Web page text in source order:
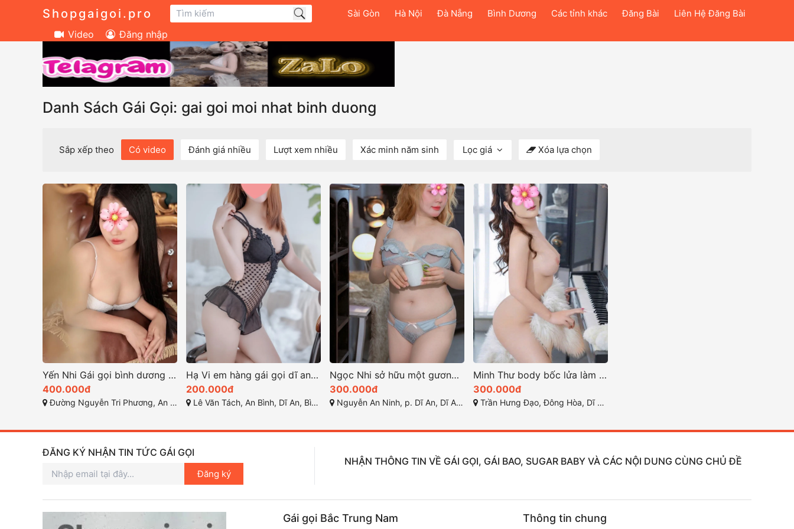
Shopgaigoi.pro Sài Gòn Hà Nội Đà Nẵng Bình Dương Các tỉnh khác Đăng Bài Liên Hệ Đăng Bài
Video Đăng nhập
Danh Sách Gái Gọi: gai goi moi nhat binh duong
Sắp xếp theo Có video Đánh giá nhiều Lượt xem nhiều Xác minh năm sinh Lọc giá Xóa lựa chọn
Yến Nhi Gái gọi bình dương cực xinh non tơ quyến rủ
400.000đ
Đường Nguyễn Tri Phương, An Bình, Dĩ An, Bình Dương
Hạ Vi em hàng gái gọi dĩ an giá rẽ chất
200.000đ
Lê Văn Tách, An Bình, Dĩ An, Bình Dương
Ngọc Nhi sở hữu một gương mặt trẻ trung ngọt ngào
300.000đ
Nguyễn An Ninh, p. Dĩ An, Dĩ An, Bình Dương
Minh Thư body bốc lửa làm tình như gấu
300.000đ
Trần Hưng Đạo, Đông Hòa, Dĩ An, Bình Dương
ĐĂNG KÝ NHẬN TIN TỨC GÁI GỌI
Đăng ký
NHẬN THÔNG TIN VỀ GÁI GỌI, GÁI BAO, SUGAR BABY VÀ CÁC NỘI DUNG CÙNG CHỦ ĐỀ
Gái gọi Bắc Trung Nam Thông tin chung